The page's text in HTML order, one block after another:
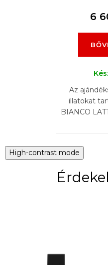
6
Az
illatokat
BIANCO
High-contrast mode